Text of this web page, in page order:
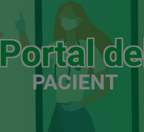
Portal del
PACIENT